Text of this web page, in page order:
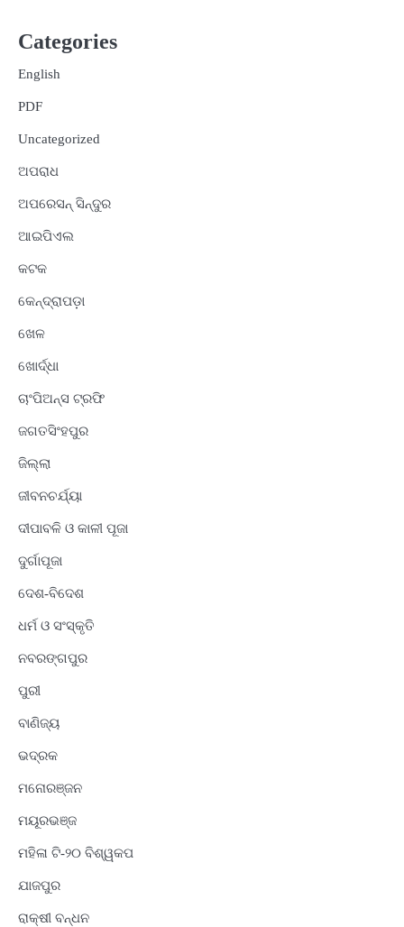
Categories
English
PDF
Uncategorized
ଅପରାଧ
ଅପରେସନ୍ ସିନ୍ଦୁର
ଆଇପିଏଲ
କଟକ
କେନ୍ଦ୍ରାପଡ଼ା
ଖେଳ
ଖୋର୍ଦ୍ଧା
ଚାଂପିଅନ୍ସ ଟ୍ରଫି
ଜଗତସିଂହପୁର
ଜିଲ୍ଲା
ଜୀବନଚର୍ଯ୍ୟା
ଦୀପାବଳି ଓ କାଳୀ ପୂଜା
ଦୁର୍ଗାପୂଜା
ଦେଶ-ବିଦେଶ
ଧର୍ମ ଓ ସଂସ୍କୃତି
ନବରଙ୍ଗପୁର
ପୁରୀ
ବାଣିଜ୍ୟ
ଭଦ୍ରକ
ମନୋରଞ୍ଜନ
ମୟୂରଭଞ୍ଜ
ମହିଳା ଟି-୨୦ ବିଶ୍ୱକପ
ଯାଜପୁର
ରାକ୍ଷୀ ବନ୍ଧନ